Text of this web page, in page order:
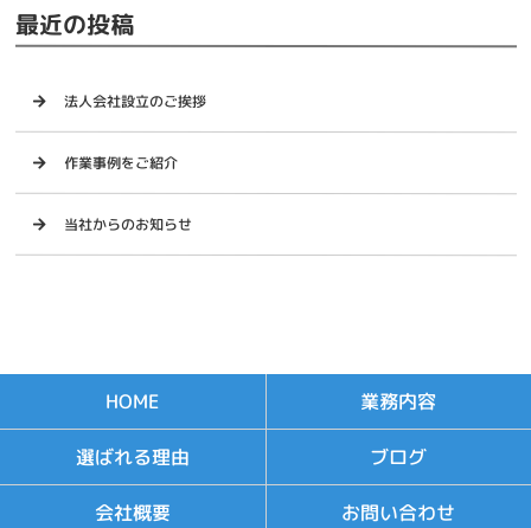
最近の投稿
法人会社設立のご挨拶
作業事例をご紹介
当社からのお知らせ
HOME 業務内容
選ばれる理由 ブログ
会社概要 お問い合わせ